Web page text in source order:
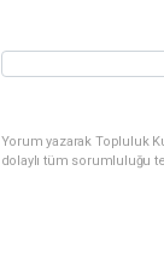
Yorum yazarak Topluluk
dolaylı tüm sorumluluğu